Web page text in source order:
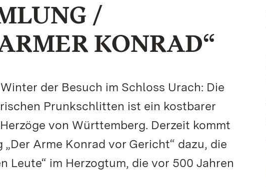
/
KONRAD“
der Besuch im Schloss Urach: Die
Prunkschlitten ist ein kostbarer
von Württemberg. Derzeit kommt
Arme Konrad vor Gericht“ dazu, die
Leute“ im Herzogtum, die vor 500 Jahren